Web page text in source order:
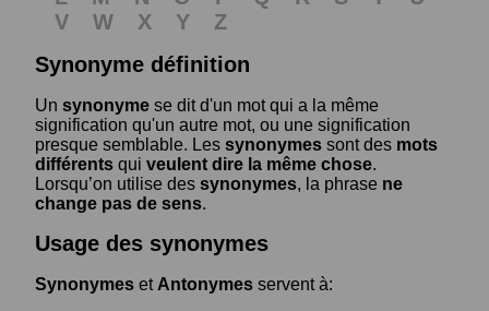
V
W X Y
Z
Synonyme définition
Un synonyme se dit d'un mot qui a la même
signification qu'un autre mot, ou une signification
presque semblable. Les synonymes sont des mots
différents qui veulent dire la même chose.
Lorsqu’on utilise des synonymes, la phrase ne
change pas de sens.
Usage des synonymes
Synonymes et Antonymes servent à: